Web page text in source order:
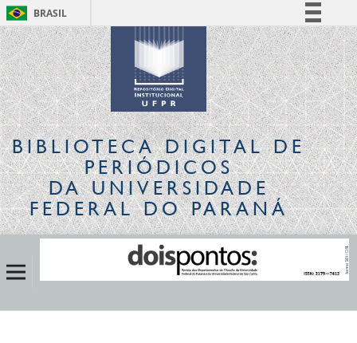
BRASIL
Simplifique!
Comunica BR
Participe
Acesso à informação
Legislação
Canais
BIBLIOTECA DIGITALDE
PERIÓDICOS
DA UNIVERSIDADE
FEDERAL DO PARANÁ